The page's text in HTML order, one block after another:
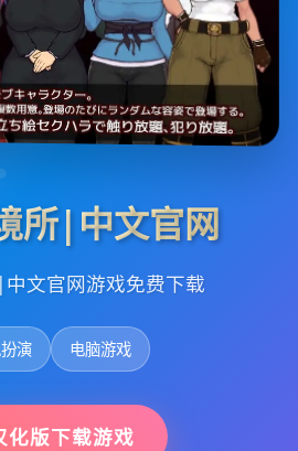
所|中文官网
文官网游戏免费下载
演 电脑游戏
化版下载游戏